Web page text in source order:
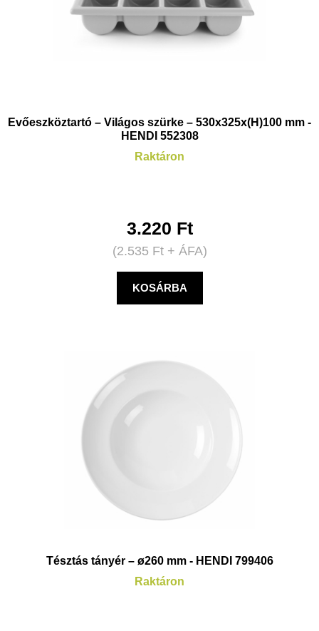
Evőeszköztartó – Világos szürke – 530x325x(H)100 mm -
HENDI 552308
Raktáron
3.220 Ft
(2.535 Ft+ ÁFA)
KOSÁRBA
Tésztás tányér – ø260 mm - HENDI 799406
Raktáron